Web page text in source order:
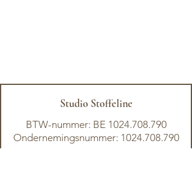
Studio Stoffeline
BTW-nummer: BE 1024.708.790
Ondernemingsnummer: 1024.708.790